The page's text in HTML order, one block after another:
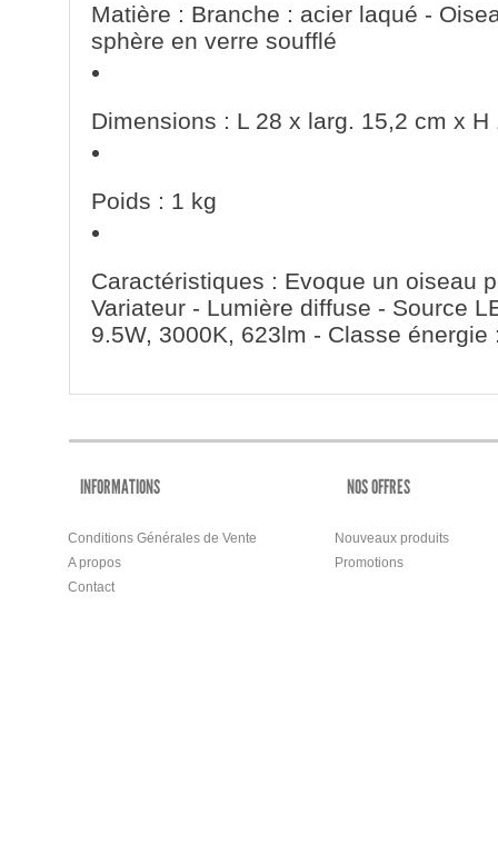
Matière : Branche : acier laqué -
sphère en verre soufflé
Dimensions : L 28 x larg. 15,2 cm x H
Poids : 1 kg
Caractéristiques : Evoque un oiseau
Variateur - Lumière diffuse - Source
9.5W, 3000K, 623lm - Classe énergie
INFORMATIONS
Conditions Générales de Vente
A propos
Contact
NOS OFFRES
Nouveaux produits
Promotions